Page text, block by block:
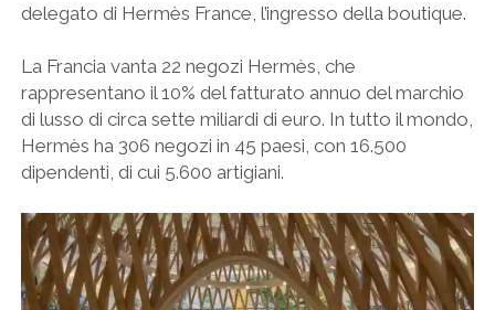
delegato di Hermès France, l’ingresso della boutique.
La Francia vanta 22 negozi Hermès, che
rappresentano il 10% del fatturato annuo del marchio
di lusso di circa sette miliardi di euro. In tutto il mondo,
Hermès ha 306 negozi in 45 paesi, con 16.500
dipendenti, di cui 5.600 artigiani.